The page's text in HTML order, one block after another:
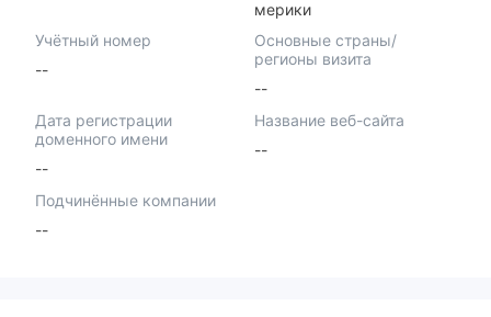
мерики
Учётный номер
--
Основные страны/
регионы визита
--
Дата регистрации
доменного имени
--
Название веб-сайта
--
Подчинённые компании
--